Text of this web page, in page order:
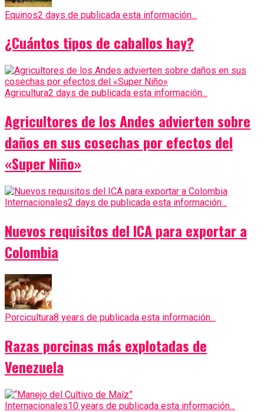
Equinos2 days de publicada esta información...
¿Cuántos tipos de caballos hay?
Agricultura2 days de publicada esta información...
Agricultores de los Andes advierten sobre
daños en sus cosechas por efectos del
«Super Niño»
Internacionales2 days de publicada esta información...
Nuevos requisitos del ICA para exportar a
Colombia
Porcicultura8 years de publicada esta información...
Razas porcinas más explotadas de
Venezuela
Internacionales10 years de publicada esta información...